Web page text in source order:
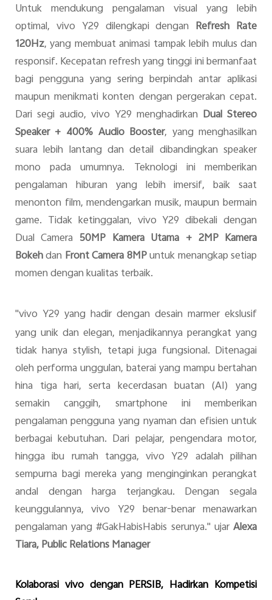
Untuk mendukung pengalaman visual yang lebih
optimal, vivo Y29 dilengkapi dengan Refresh Rate
120Hz, yang membuat animasi tampak lebih mulus dan
responsif. Kecepatan refresh yang tinggi ini bermanfaat
bagi pengguna yang sering berpindah antar aplikasi
maupun menikmati konten dengan pergerakan cepat.
Dari segi audio, vivo Y29 menghadirkan Dual Stereo
Speaker + 400% Audio Booster, yang menghasilkan
suara lebih lantang dan detail dibandingkan speaker
mono pada umumnya. Teknologi ini memberikan
pengalaman hiburan yang lebih imersif, baik saat
menonton film, mendengarkan musik, maupun bermain
game. Tidak ketinggalan, vivo Y29 dibekali dengan
Dual Camera 50MP Kamera Utama + 2MP Kamera
Bokehdan Front Camera 8MPuntuk menangkap setiap
momen dengan kualitas terbaik.
"vivo Y29 yang hadir dengan desain marmer ekslusif
yang unik dan elegan, menjadikannya perangkat yang
tidak hanya stylish, tetapi juga fungsional. Ditenagai
oleh performa unggulan, baterai yang mampu bertahan
hina tiga hari, serta kecerdasan buatan (AI) yang
semakin canggih, smartphone ini memberikan
pengalaman pengguna yang nyaman dan efisien untuk
berbagai kebutuhan. Dari pelajar, pengendara motor,
hingga ibu rumah tangga, vivo Y29 adalah pilihan
sempurna bagi mereka yang menginginkan perangkat
andal dengan harga terjangkau. Dengan segala
keunggulannya, vivo Y29 benar-benar menawarkan
pengalaman yang #GakHabisHabis serunya." ujarAlexa
Tiara, Public Relations Manager
Kolaborasi vivo dengan PERSIB, Hadirkan Kompetisi